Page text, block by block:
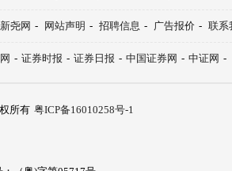
尧网 - 网站声明 - 招聘信息 - 广告报价 - 联系
- 证券时报 - 证券日报 - 中国证券网 - 中证网 -
所有 粤ICP备16010258号-1